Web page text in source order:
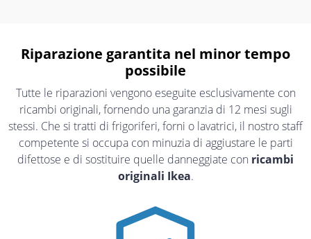
Riparazione garantita nel minor tempo
possibile
Tutte le riparazioni vengono eseguite esclusivamente con
ricambi originali, fornendo una garanzia di 12 mesi sugli
stessi. Che si tratti di frigoriferi, forni o lavatrici, il nostro staff
competente si occupa con minuzia di aggiustare le parti
difettose e di sostituire quelle danneggiate con ricambi
originali Ikea.